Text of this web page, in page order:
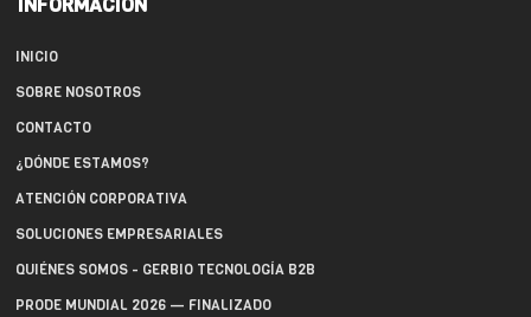
INFORMACIÓN
INICIO
SOBRE NOSOTROS
CONTACTO
¿DÓNDE ESTAMOS?
ATENCIÓN CORPORATIVA
SOLUCIONES EMPRESARIALES
QUIÉNES SOMOS - GERBIO TECNOLOGÍA B2B
PRODE MUNDIAL 2026 — FINALIZADO